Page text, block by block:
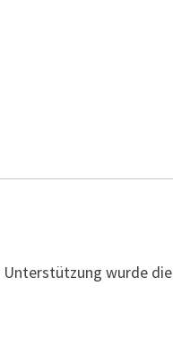
Unterstützung wurde die